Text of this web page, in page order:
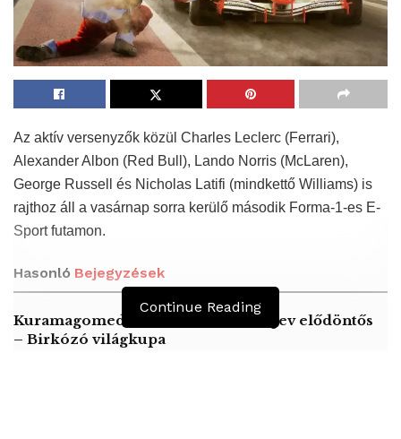
Az aktív versenyzők közül Charles Leclerc (Ferrari),
Alexander Albon (Red Bull), Lando Norris (McLaren),
George Russell és Nicholas Latifi (mindkettő Williams) is
rajthoz áll a vasárnap sorra kerülő második Forma-1-es E-
Sport futamon.
Hasonló Bejegyzések
Kuramagomedov ötödik, Muszukajev elődöntős
– Birkózó világkupa
Continue Reading